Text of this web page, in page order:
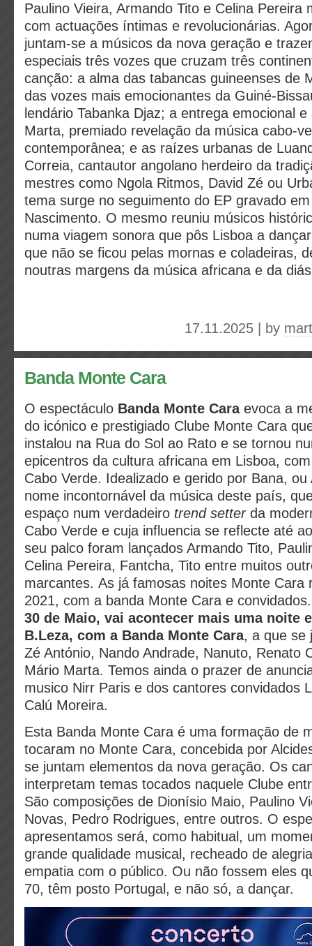
Paulino Vieira, Armando Tito e Celina Pereira
com actuações íntimas e revolucionárias.
juntam-se a músicos da nova geração e
especiais três vozes que cruzam três
canção: a alma das tabancas guineenses de
das vozes mais emocionantes da Guiné-
lendário Tabanka Djaz; a entrega emocional
Marta, premiado revelação da música cabo-
contemporânea; e as raízes urbanas de
Correia, cantautor angolano herdeiro da
mestres como Ngola Ritmos, David Zé ou
tema surge no seguimento do EP gravado
Nascimento. O mesmo reuniu músicos
numa viagem sonora que pôs Lisboa a
que não se ficou pelas mornas e coladeiras,
noutras margens da música africana e da
17.11.2025 | by
Banda Monte Cara
O espectáculo Banda Monte Cara evoca a
do icónico e prestigiado Clube Monte Cara
instalou na Rua do Sol ao Rato e se tornou
epicentros da cultura africana em Lisboa,
Cabo Verde. Idealizado e gerido por Bana,
nome incontornável da música deste país,
espaço num verdadeiro trend setter da
Cabo Verde e cuja influencia se reflecte até
seu palco foram lançados Armando Tito,
Celina Pereira, Fantcha, Tito entre muitos
marcantes. As já famosas noites Monte Cara
2021, com a banda Monte Cara e
30 de Maio, vai acontecer mais uma noite
B.Leza, com a Banda Monte Cara, a que se
Zé Antόnio, Nando Andrade, Nanuto, Renato
Mário Marta. Temos ainda o prazer de
musico Nirr Paris e dos cantores convidados
Calú Moreira.
Esta Banda Monte Cara é uma formação de
tocaram no Monte Cara, concebida por
se juntam elementos da nova geração. Os
interpretam temas tocados naquele Clube
São composições de Dionísio Maio, Paulino
Novas, Pedro Rodrigues, entre outros. O
apresentamos será, como habitual, um
grande qualidade musical, recheado de
empatia com o público. Ou não fossem eles
70, têm posto Portugal, e não só, a dançar.